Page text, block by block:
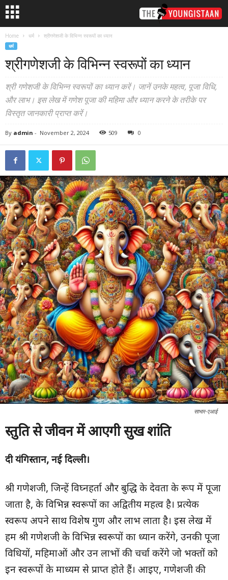
Home धर्म श्रीगणेशजी के विभिन्न स्वरूपों का ध्यान
धर्म
श्रीगणेशजी के विभिन्न स्वरूपों का ध्यान
श्री गणेशजी के विभिन्न स्वरूपों का ध्यान करें। जानें उनके महत्व, पूजा विधि,
और लाभ। इस लेख में गणेश पूजा की महिमा और ध्यान करने के तरीके पर
विस्तृत जानकारी प्राप्त करें।
By admin - November 2, 2024 509 0
साभार-एआई
स्तुति से जीवन में आएगी सुख शांति
दी यंगिस्तान, नई दिल्ली।
श्री गणेशजी, जिन्हें विघ्नहर्ता और बुद्धि के देवता के रूप में पूजा
जाता है, के विभिन्न स्वरूपों का अद्वितीय महत्व है। प्रत्येक
स्वरूप अपने साथ विशेष गुण और लाभ लाता है। इस लेख में
हम श्री गणेशजी के विभिन्न स्वरूपों का ध्यान करेंगे, उनकी पूजा
विधियों, महिमाओं और उन लाभों की चर्चा करेंगे जो भक्तों को
इन स्वरूपों के माध्यम से प्राप्त होते हैं। आइए, गणेशजी की